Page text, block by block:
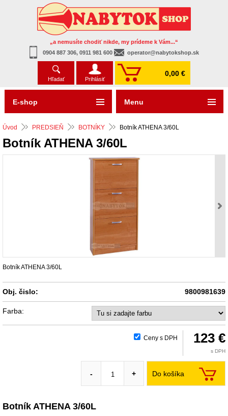
„a nemusíte chodiť nikde, my prídeme k Vám...“
0904 887 306, 0911 981 600
operator@nabytokshop.sk
Hľadať Prihlásiť
0,00 €
Úvod PREDSIEŇ BOTNÍKY Botník ATHENA 3/60L
Botník ATHENA 3/60L
Botník ATHENA 3/60L
Obj. čislo: 9800981639
Farba:
Ceny s DPH 123 €
s DPH
Do košíka
- +
Botník ATHENA 3/60L
E-shop Menu